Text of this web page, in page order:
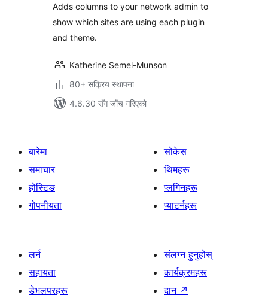
Adds columns to your network admin to
show which sites are using each plugin
and theme.
Katherine Semel-Munson
80+ सक्रिय स्थापना
4.6.30 सँग जाँच गरिएको
बारेमा
समाचार
होस्टिङ
गोपनीयता
सोकेस
थिमहरू
प्लगिनहरू
प्याटर्नहरू
लर्न
सहायता
डेभलपरहरू
संलग्न हुनुहोस्
कार्यक्रमहरू
दान ↗